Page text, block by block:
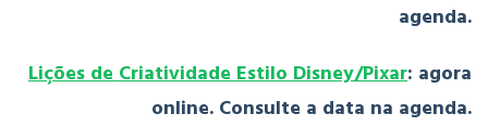
agenda.
Lições de Criatividade Estilo Disney/Pixar: agora
online. Consulte a data na agenda.